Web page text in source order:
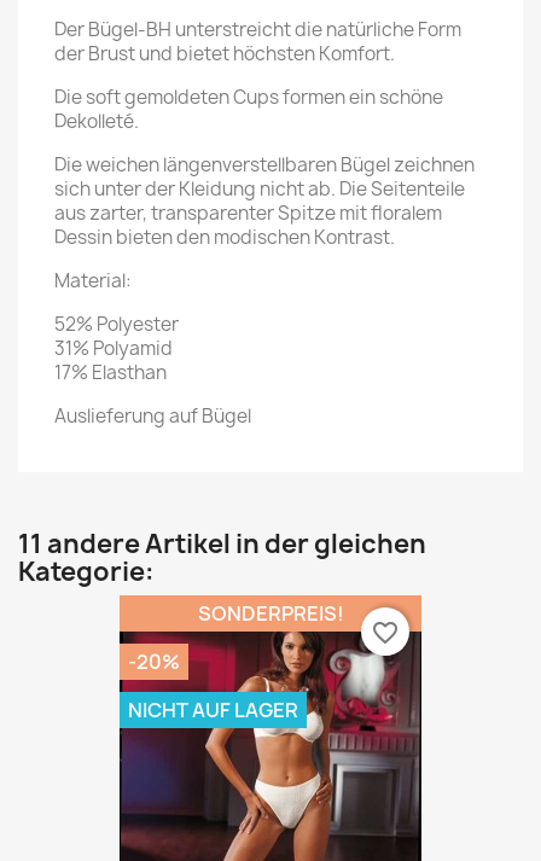
Der Bügel-BH unterstreicht die natürliche Form
der Brust und bietet höchsten Komfort.
Die soft gemoldeten Cups formen ein schöne
Dekolleté.
Die weichen längenverstellbaren Bügel zeichnen
sich unter der Kleidung nicht ab. Die Seitenteile
aus zarter, transparenter Spitze mit floralem
Dessin bieten den modischen Kontrast.
Material:
52% Polyester
31% Polyamid
17% Elasthan
Auslieferung auf Bügel
11 andere Artikel in der gleichen
Kategorie:
SONDERPREIS!
-20%
NICHT AUF LAGER
favorite_border